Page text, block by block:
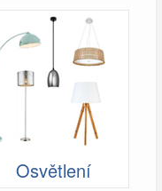
Osvětlení